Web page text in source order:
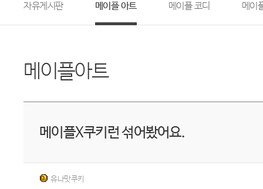
자유게시판 메이플 아트 메이플 코디 메이
메이플아트
메이플X쿠키런 섞어봤어요.
유나맛쿠키